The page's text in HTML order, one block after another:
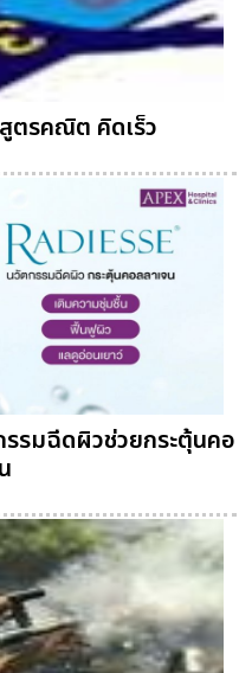
ตรคณิต คิดเร็ว
รมฉีดผิวช่วยกระตุ้นคอ